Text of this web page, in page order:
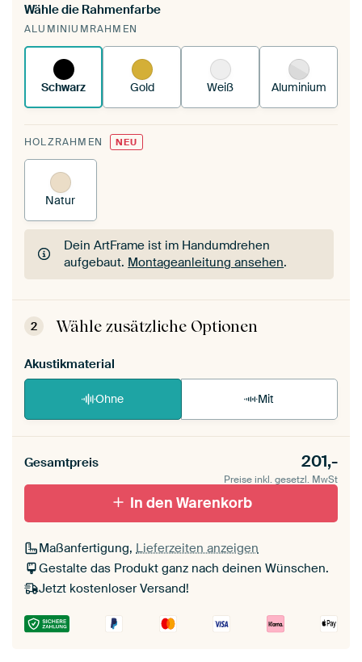
Du spannst einen wechselbaren Textiltuch in
deinen vorhandenen ArtFrame™.
funktioniert es.
Wähle die Rahmenfarbe
ALUMINIUMRAHMEN
Schwarz Gold Weiß Aluminium
HOLZRAHMEN NEU
Natur
Dein ArtFrame ist im Handumdrehen
aufgebaut. Montageanleitung ansehen.
Dein ArtFrame ist im Handumdrehen
aufgebaut.Montageanleitung ansehen
2 Wähle zusätzliche Optionen
Akustikmaterial
Ohne Mit
Gesamtpreis 201,-
Preise inkl. gesetzl. MwSt
In den Warenkorb
Maßanfertigung, Lieferzeiten anzeigen
Gestalte das Produkt ganz nach deinen Wünschen.
Jetzt kostenloser Versand!